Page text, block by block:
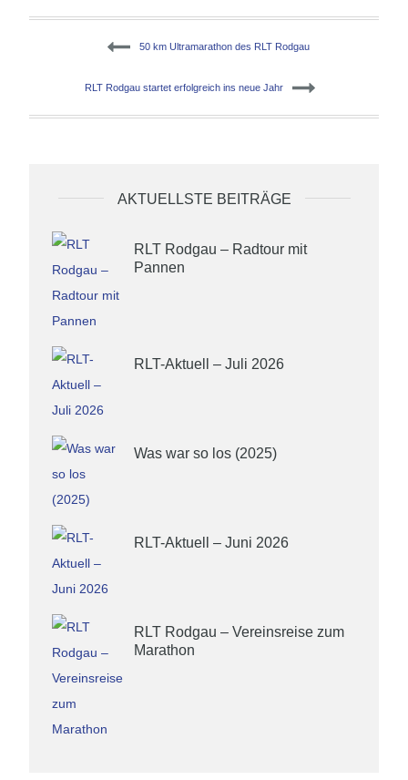
Beitragsnavigation
50 km Ultramarathon des RLT Rodgau
RLT Rodgau startet erfolgreich ins neue Jahr
AKTUELLSTE BEITRÄGE
RLT Rodgau – Radtour mit
Pannen
RLT-Aktuell – Juli 2026
Was war so los (2025)
RLT-Aktuell – Juni 2026
RLT Rodgau – Vereinsreise zum
Marathon